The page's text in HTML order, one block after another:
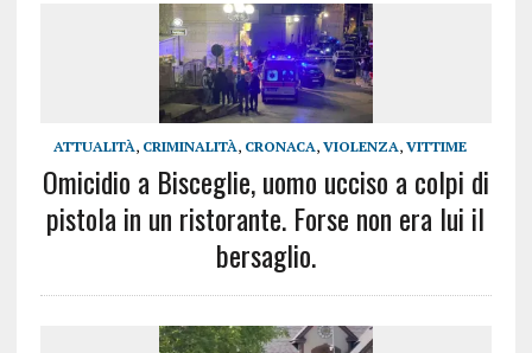
ATTUALITÀ, CRIMINALITÀ, CRONACA, VIOLENZA, VITTIME
Omicidio a Bisceglie, uomo ucciso a colpi di
pistola in un ristorante. Forse non era lui il
bersaglio.